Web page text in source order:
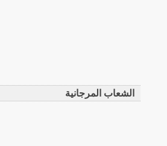
الشعاب المرجانية